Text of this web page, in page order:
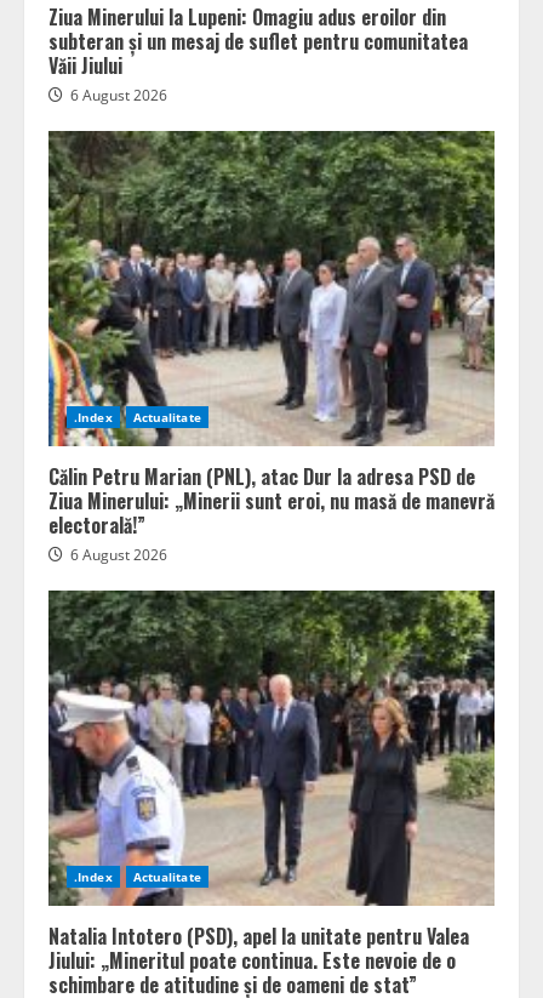
Ziua Minerului la Lupeni: Omagiu adus eroilor din
subteran și un mesaj de suflet pentru comunitatea
Văii Jiului
6 August 2026
.Index Actualitate
Călin Petru Marian (PNL), atac Dur la adresa PSD de
Ziua Minerului: „Minerii sunt eroi, nu masă de manevră
electorală!”
6 August 2026
.Index Actualitate
Natalia Intotero (PSD), apel la unitate pentru Valea
Jiului: „Mineritul poate continua. Este nevoie de o
schimbare de atitudine și de oameni de stat”